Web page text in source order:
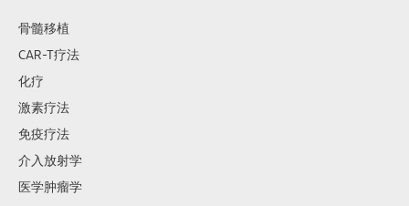
骨髓移植
CAR-T疗法
化疗
激素疗法
免疫疗法
介入放射学
医学肿瘤学